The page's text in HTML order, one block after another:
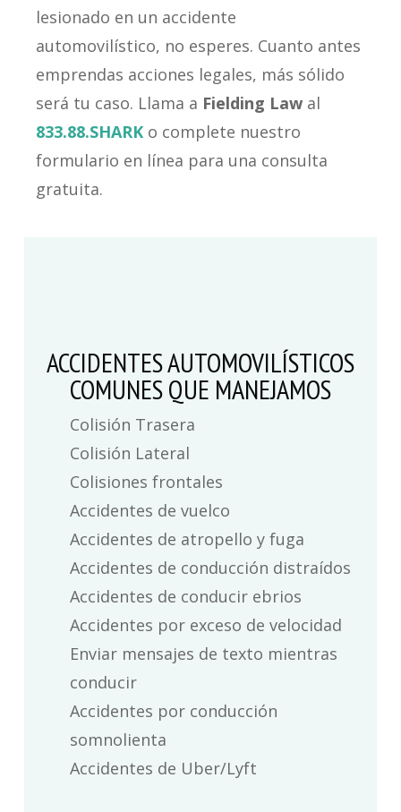
lesionado en un accidente
automovilístico, no esperes. Cuanto antes
emprendas acciones legales, más sólido
será tu caso. Llama a Fielding Law al
833.88.SHARK o complete nuestro
formulario en línea para una consulta
gratuita.
ACCIDENTES AUTOMOVILÍSTICOS
COMUNES QUE MANEJAMOS
Colisión Trasera
Colisión Lateral
Colisiones frontales
Accidentes de vuelco
Accidentes de atropello y fuga
Accidentes de conducción distraídos
Accidentes de conducir ebrios
Accidentes por exceso de velocidad
Enviar mensajes de texto mientras
conducir
Accidentes por conducción
somnolienta
Accidentes de Uber/Lyft